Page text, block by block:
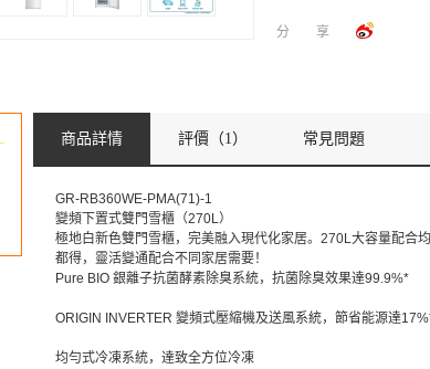
分享
商品詳情 評價 （1） 常見問題
GR-RB360WE-PMA(71)-1
變頻下置式雙門雪櫃（270L）
極地白新色雙門雪櫃，完美融入現代化家居。270L大容量配合
都得，靈活變通配合不同家居需要！
Pure BIO 銀離子抗菌酵素除臭系統，抗菌除臭效果達99.9%*
ORIGIN INVERTER 變頻式壓縮機及送風系統，節省能源達
均勻式冷凍系統，達致全方位冷凍